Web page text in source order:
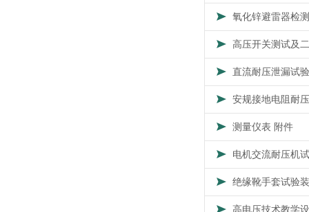
氧化锌避雷器检
高压开关测试及
直流耐压泄漏试验
安规接地电阻耐
测量仪表 附件
电机交流耐压机
绝缘靴手套试验
高电压技术教学